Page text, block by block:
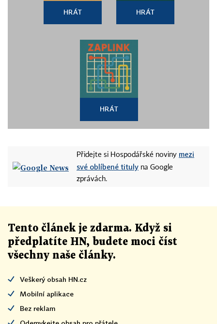
HRÁT HRÁT
HRÁT
Přidejte si Hospodářské noviny mezi
své oblíbené tituly na Google
zprávách.
Tento článek je zdarma. Když si
předplatíte HN, budete moci číst
všechny naše články.
Veškerý obsah HN.cz
Mobilní aplikace
Bez reklam